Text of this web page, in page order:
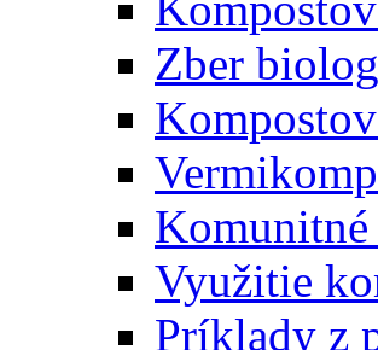
Zber
Využitie
Príklady z